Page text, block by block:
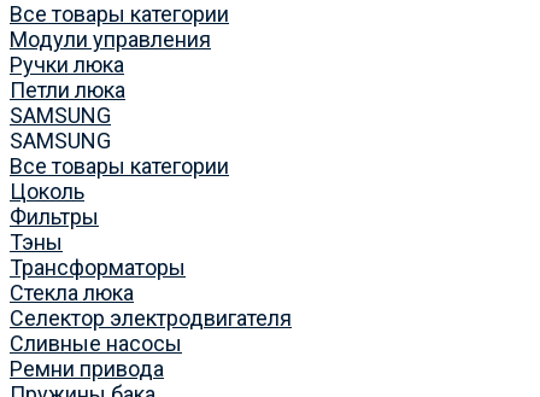
Все товары категории
Модули управления
Ручки люка
Петли люка
SAMSUNG
SAMSUNG
Все товары категории
Цоколь
Фильтры
Тэны
Трансформаторы
Стекла люка
Селектор электродвигателя
Сливные насосы
Ремни привода